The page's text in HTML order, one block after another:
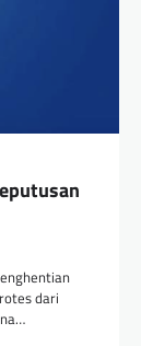
dari